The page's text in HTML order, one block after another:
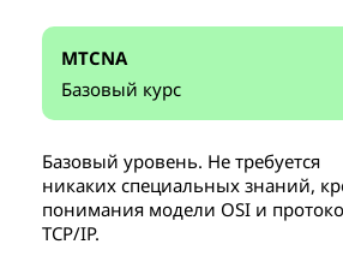
MTCNA
Базовый курс
Базовый уровень. Не требуется
никаких специальных знаний,
понимания модели OSI и
TCP/IP.